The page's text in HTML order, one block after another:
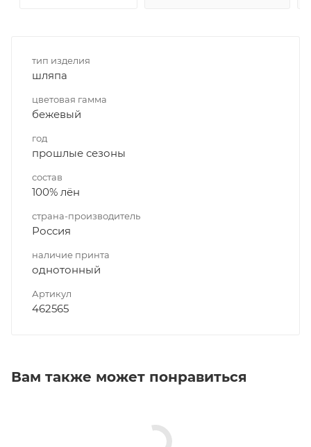
тип изделия
шляпа
цветовая гамма
бежевый
год
прошлые сезоны
состав
100% лён
страна-производитель
Россия
наличие принта
однотонный
Артикул
462565
Вам также может понравиться